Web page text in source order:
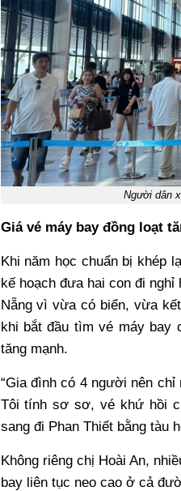
Người dân
Giá vé máy bay đồng loạt
Khi năm học chuẩn bị khép
kế hoạch đưa hai con đi
Nẵng vì vừa có biển, vừa
khi bắt đầu tìm vé máy bay
tăng mạnh.
“Gia đình có 4 người nên
Tôi tính sơ sơ, vé khứ hồi
sang đi Phan Thiết bằng tàu
Không riêng chị Hoài An,
bay liên tục neo cao ở cả